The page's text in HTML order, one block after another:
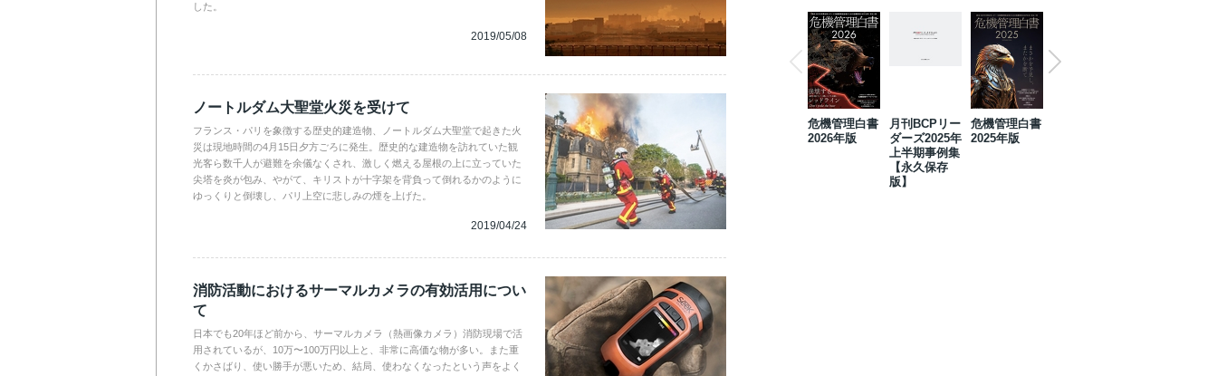
した。
2019/05/08
ノートルダム大聖堂火災を受けて
フランス・パリを象徴する歴史的建造物、ノートルダム大聖堂で起きた火
災は現地時間の4月15日夕方ごろに発生。歴史的な建造物を訪れていた観
光客ら数千人が避難を余儀なくされ、激しく燃える屋根の上に立っていた
尖塔を炎が包み、やがて、キリストが十字架を背負って倒れるかのように
ゆっくりと倒壊し、パリ上空に悲しみの煙を上げた。
2019/04/24
消防活動におけるサーマルカメラの有効活用につい
て
日本でも20年ほど前から、サーマルカメラ（熱画像カメラ）消防現場で活
用されているが、10万〜100万円以上と、非常に高価な物が多い。また重
くかさばり、使い勝手が悪いため、結局、使わなくなったという声をよく
危機管理白書
2026年版
月刊BCPリー
ダーズ2025年
上半期事例集
【永久保存
版】
危機管理白書
2025年版